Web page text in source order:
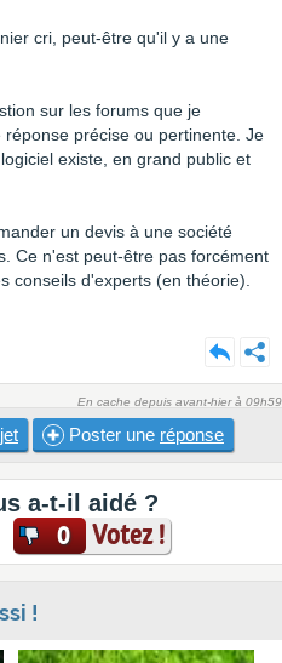
cri, peut-être qu'il y a une
sur les forums que je
précise ou pertinente. Je
existe, en grand public et
un devis à une société
Ce n'est peut-être pas forcément
conseils d'experts (en théorie).
En cache depuis avant-hier à 09h59
Poster une réponse
a-t-il aidé ?
0 Votez !
!